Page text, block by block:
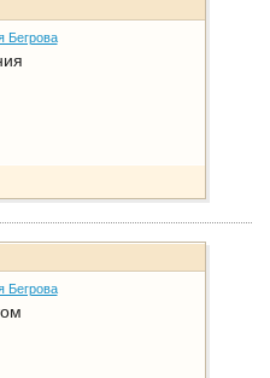
Бегрова
Бегрова